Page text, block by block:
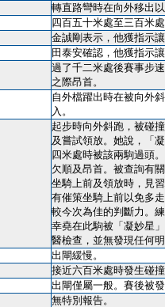
轉直路彎時在向外移出
四百五十米處至三百米
金誠剛表示，他獲指示
田泰安確認，他獲指示
過了千二米處後賽事步
之際昂首。
自外檔躍出時在被向外
入。
起步時向外斜跑，被碰
及嘗試領放。她說，「
四米處時被該兩駒過頭
欠順及昂首。被查詢有
坐騎上前及領放時，見
有催策坐騎上前以免多
較今次為佳的判斷力。
幸堯在此駒被「凝妙星
醫檢查，並無發現任何
出閘緩慢。
接近六百米處時發生碰
出閘僅屬一般。賽後被
無特別報告。